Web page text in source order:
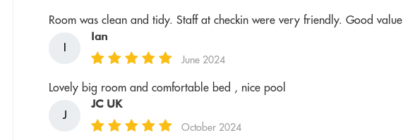
Room was clean and tidy. Staff at checkin were very friendly. Good value
I
Ian
June 2024
Lovely big room and comfortable bed , nice pool
J
JC UK
October 2024